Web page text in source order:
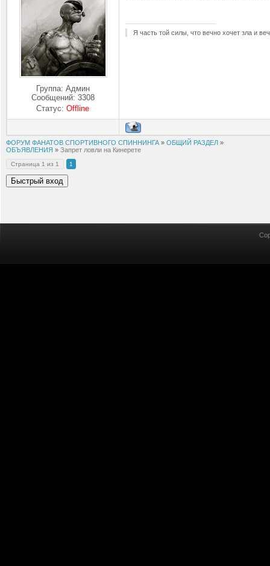
Группа: Админ
Сообщений: 3308
Статус:Offline
Я часть той силы, что вечно хочет зла и
ФОРУМ ФАНАТОВ СПОРТИВНОГО СПИННИНГА » ОБЩИЙ РАЗДЕЛ »
ОБЪЯВЛЕНИЯ » Запрет ловли на Кинерете
Страница 1 из 1 1